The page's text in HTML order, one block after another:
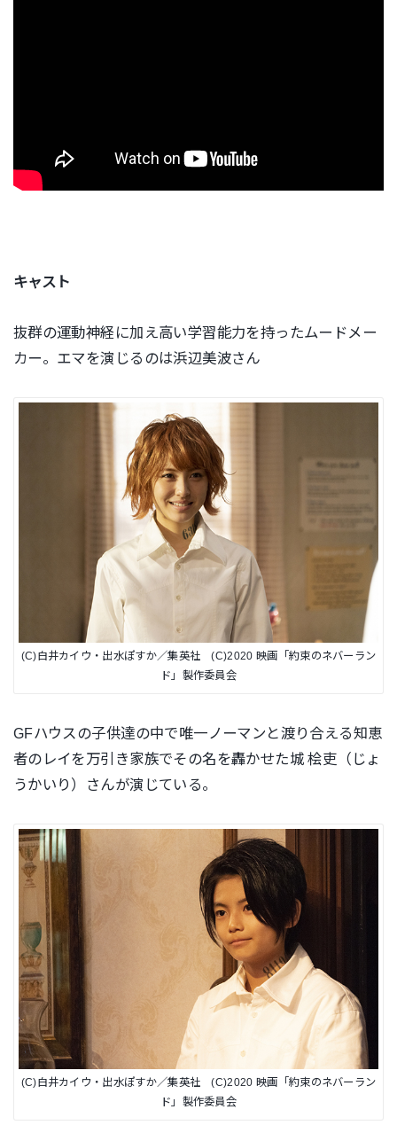
キャスト
抜群の運動神経に加え高い学習能力を持ったムードメー
カー。エマを演じるのは浜辺美波さん
(C)白井カイウ・出水ぽすか／集英社 (C)2020 映画「約束のネバーラン
ド」製作委員会
GFハウスの子供達の中で唯一ノーマンと渡り合える知恵
者のレイを万引き家族でその名を轟かせた城 桧吏（じょ
うかいり）さんが演じている。
(C)白井カイウ・出水ぽすか／集英社 (C)2020 映画「約束のネバーラン
ド」製作委員会